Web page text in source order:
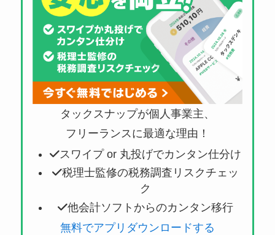
タックスナップが個人事業主、
フリーランスに最適な理由！
スワイプ or 丸投げでカンタン仕分け
税理士監修の税務調査リスクチェッ
ク
他会計ソフトからのカンタン移行
無料でアプリダウンロードする